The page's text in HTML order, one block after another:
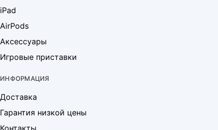
iPad
AirPods
Аксессуары
Игровые приставки
ИНФОРМАЦИЯ
Доставка
Гарантия низкой цены
Контакты